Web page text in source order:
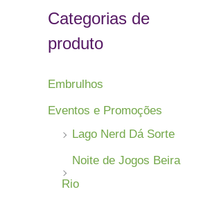
s
p
o
Categorias de
produto
Embrulhos
Eventos e Promoções
Lago Nerd Dá Sorte
Noite de Jogos Beira
Rio